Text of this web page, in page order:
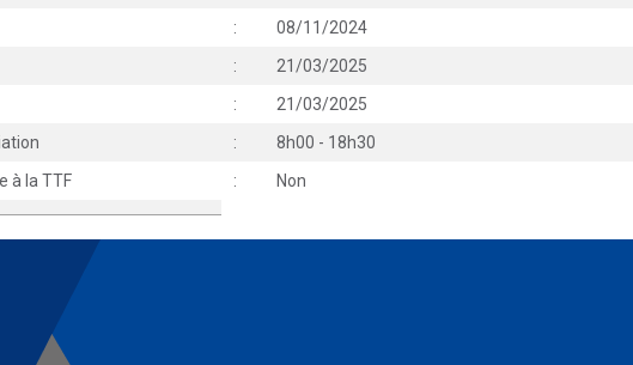
:
08/11/2024
:
21/03/2025
:
21/03/2025
:
8h00 - 18h30
à la TTF
: Non